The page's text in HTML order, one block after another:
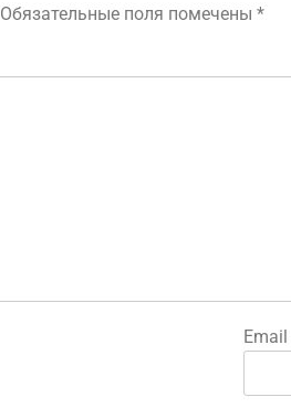
Обязательные поля помечены *
Email